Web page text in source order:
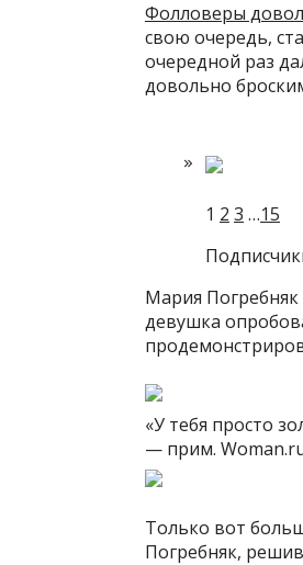
Фолловеры
свою очередь,
очередной раз
довольно
1 2 3 …15
Мария
девушка
«У тебя просто
— прим.
Только вот
Погребняк,